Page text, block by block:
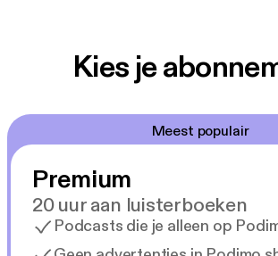
Kies je
Meest populair
Premium
20 uur aan luisterboeken
Podcasts die je alleen op